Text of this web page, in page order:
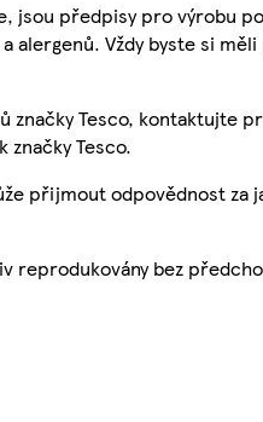
jsou předpisy pro výrobu
alergenů. Vždy byste si
značky Tesco, kontaktujte
značky Tesco.
přijmout odpovědnost za
reprodukovány bez